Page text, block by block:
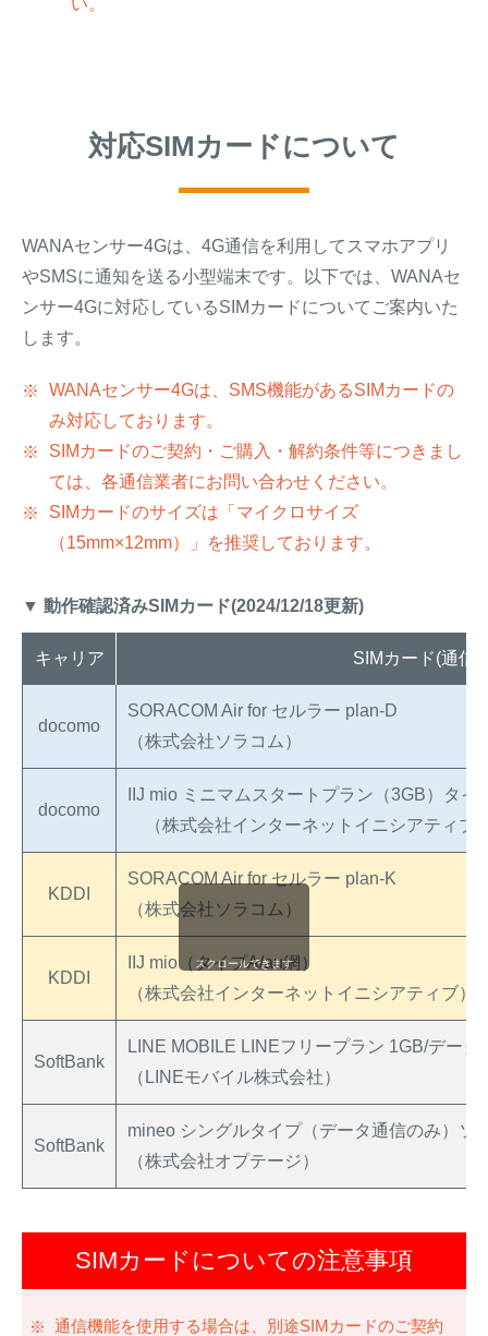
対応SIMカードについて
WANAセンサー4Gは、4G通信を利用してスマホアプリ
やSMSに通知を送る小型端末です。以下では、WANAセ
ンサー4Gに対応しているSIMカードについてご案内いた
します。
WANAセンサー4Gは、SMS機能があるSIMカードの
み対応しております。
SIMカードのご契約・ご購入・解約条件等につきまし
ては、各通信業者にお問い合わせください。
SIMカードのサイズは「マイクロサイズ
（15mm×12mm）」を推奨しております。
▼ 動作確認済みSIMカード(2024/12/18更新)
キャリア SIMカード(通信
docomo
SORACOM Air for セルラー plan-D
（株式会社ソラコム）
docomo
IIJ mio ミニマムスタートプラン（3GB）タイ
（株式会社インターネットイニシアティブ
KDDI
SORACOM Air for セルラー plan-K
（株式会社ソラコム）
KDDI
IIJ mio（タイプA/au網）
（株式会社インターネットイニシアティブ）
SoftBank
LINE MOBILE LINEフリープラン 1GB/データ
（LINEモバイル株式会社）
SoftBank
mineo シングルタイプ（データ通信のみ）ソ
（株式会社オプテージ）
スクロールできます
SIMカードについての注意事項
通信機能を使用する場合は、別途SIMカードのご契約